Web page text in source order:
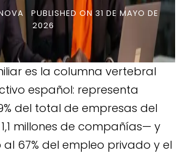
PUBLISHED ON 31 DE MAYO DE
2026
es la columna vertebral
español: representa
del total de empresas del
millones de compañías— y
67% del empleo privado y el